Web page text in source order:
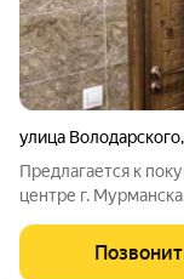
улица Володарского,
Предлагается к
центре г.
радиаторы
стояки